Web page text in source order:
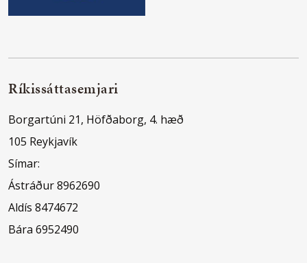
Ríkissáttasemjari
Borgartúni 21, Höfðaborg, 4. hæð
105 Reykjavík
Símar:
Ástráður 8962690
Aldís 8474672
Bára 6952490